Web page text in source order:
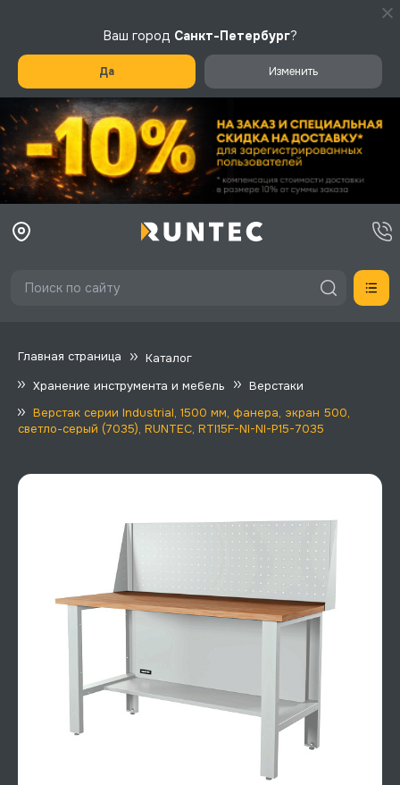
Ваш город Санкт-Петербург?
Да Изменить
Главная страница
Каталог
Хранение инструмента и мебель
Верстаки
Верстак серии Industrial, 1500 мм, фанера, экран 500,
светло-серый (7035), RUNTEC, RTI15F-NI-NI-P15-7035